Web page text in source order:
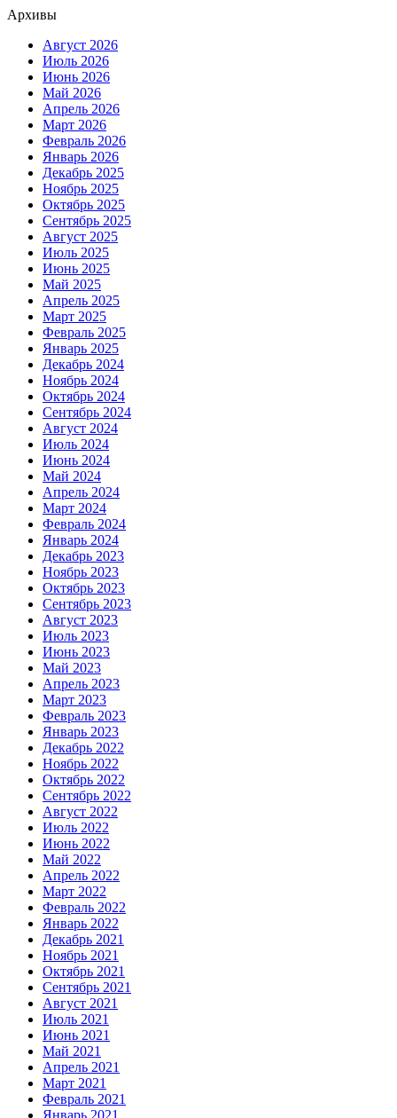
Архивы
Август 2026
Июль 2026
Июнь 2026
Май 2026
Апрель 2026
Март 2026
Февраль 2026
Январь 2026
Декабрь 2025
Ноябрь 2025
Октябрь 2025
Сентябрь 2025
Август 2025
Июль 2025
Июнь 2025
Май 2025
Апрель 2025
Март 2025
Февраль 2025
Январь 2025
Декабрь 2024
Ноябрь 2024
Октябрь 2024
Сентябрь 2024
Август 2024
Июль 2024
Июнь 2024
Май 2024
Апрель 2024
Март 2024
Февраль 2024
Январь 2024
Декабрь 2023
Ноябрь 2023
Октябрь 2023
Сентябрь 2023
Август 2023
Июль 2023
Июнь 2023
Май 2023
Апрель 2023
Март 2023
Февраль 2023
Январь 2023
Декабрь 2022
Ноябрь 2022
Октябрь 2022
Сентябрь 2022
Август 2022
Июль 2022
Июнь 2022
Май 2022
Апрель 2022
Март 2022
Февраль 2022
Январь 2022
Декабрь 2021
Ноябрь 2021
Октябрь 2021
Сентябрь 2021
Август 2021
Июль 2021
Июнь 2021
Май 2021
Апрель 2021
Март 2021
Февраль 2021
Январь 2021